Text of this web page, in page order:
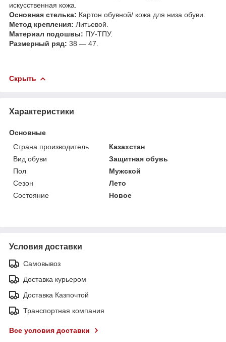
искусственная кожа.
Основная стелька: Картон обувной/ кожа для низа обуви.
Метод крепления: Литьевой.
Материал подошвы: ПУ-ТПУ.
Размерный ряд: 38 — 47.
Скрыть
Характеристики
Основные
Страна производитель
Казахстан
Вид обуви
Защитная обувь
Пол
Мужской
Сезон
Лето
Состояние
Новое
Условия доставки
Самовывоз
Доставка курьером
Доставка Казпочтой
Транспортная компания
Все условия доставки